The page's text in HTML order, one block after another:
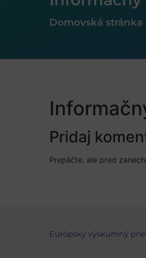
Domovská stránka
Pridaj
Prepáčte, ale pred
Európsky výskumný